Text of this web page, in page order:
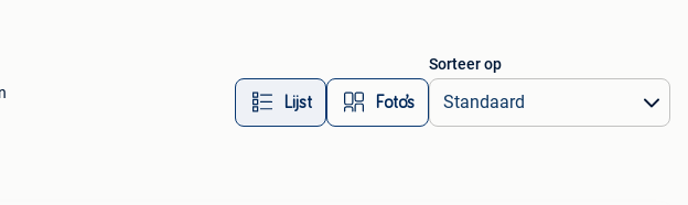
Lijst Foto’s
Sorteer op